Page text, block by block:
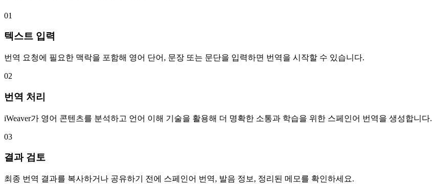
01
텍스트 입력
번역 요청에 필요한 맥락을 포함해 영어 단어, 문장 또는 문단을 입력하면 번역을 시작할 수 있습니다.
02
번역 처리
iWeaver가 영어 콘텐츠를 분석하고 언어 이해 기술을 활용해 더 명확한 소통과 학습을 위한 스페인어 번역을 생성합니다.
03
결과 검토
최종 번역 결과를 복사하거나 공유하기 전에 스페인어 번역, 발음 정보, 정리된 메모를 확인하세요.